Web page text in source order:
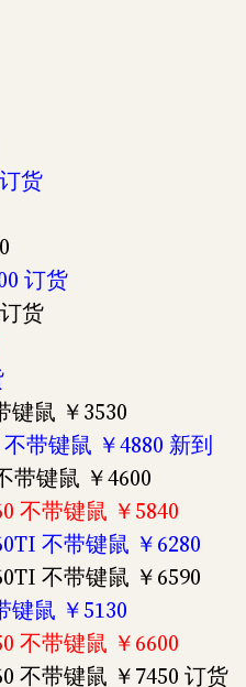
货
订货
货
键鼠 ￥3530
不带键鼠 ￥4880 新到
带键鼠 ￥4600
不带键鼠 ￥5840
不带键鼠 ￥6280
不带键鼠 ￥6590
键鼠 ￥5130
不带键鼠 ￥6600
不带键鼠 ￥7450 订货